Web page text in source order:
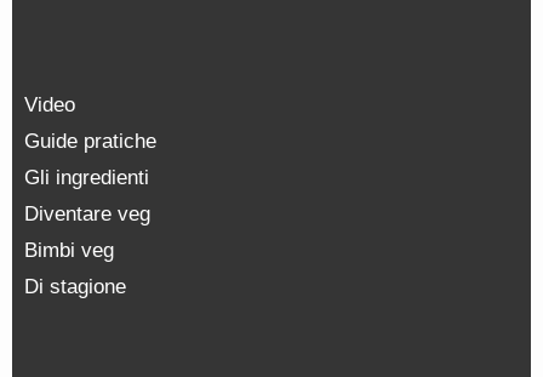
Video
Guide pratiche
Gli ingredienti
Diventare veg
Bimbi veg
Di stagione